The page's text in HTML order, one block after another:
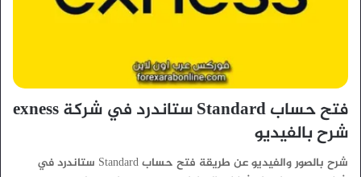
فتح حساب Standard ستاندرد في شركة exness
شرح بالفيديو
شرح بالصور والفيديو عن طريقة فتح حساب Standard ستاندرد في